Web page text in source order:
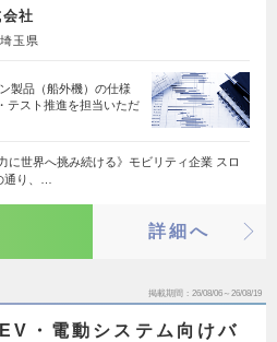
社
埼玉県
製品（船外機）の仕様
テスト推進を担当いただ
に世界へ挑み続ける》モビリティ企業 スロ
通り、…
詳細へ
掲載期間 26/08/06～26/08/19
・電動システム向けバ